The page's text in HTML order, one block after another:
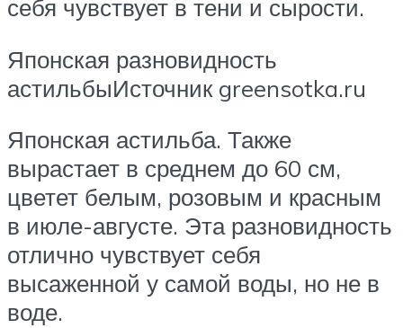
себя чувствует в тени и сырости.
Японская разновидность
астильбыИсточник greensotka.ru
Японская астильба. Также
вырастает в среднем до 60 см,
цветет белым, розовым и красным
в июле-августе. Эта разновидность
отлично чувствует себя
высаженной у самой воды, но не в
воде.